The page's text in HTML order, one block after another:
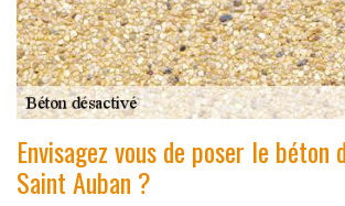
Envisagez vous de poser le béton
Saint Auban ?